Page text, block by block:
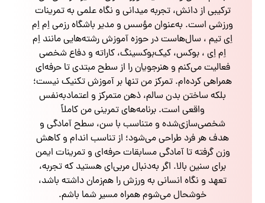
ترکیبی از دانش، تجربه میدانی و نگاه علمی به تمرینات
ورزشی است. به‌عنوان مؤسس و مدیر باشگاه رزمی اِم اِم
اِی تیم ، سال‌هاست در حوزه آموزش رشته‌هایی مانند اِم
اِم اِی ، بوکس، کیک‌بوکسینگ، کاراته و دفاع شخصی
فعالیت می‌کنم و هنرجویان را از سطح مبتدی تا حرفه‌ای
همراهی کرده‌ام. تمرکز من تنها بر آموزش تکنیک نیست؛
بلکه ساختن بدن سالم، ذهن متمرکز و اعتمادبه‌نفس
واقعی است. برنامه‌های تمرینی من کاملاً
شخصی‌سازی‌شده و متناسب با سن، سطح آمادگی و
هدف هر فرد طراحی می‌شود؛ از تناسب اندام و کاهش
وزن گرفته تا آمادگی مسابقات حرفه‌ای و تمرینات ایمن
برای سنین بالا. اگر به‌دنبال مربی‌ای هستید که تجربه،
تعهد و نگاه انسانی به ورزش را هم‌زمان داشته باشد،
خوشحال می‌شوم همراه مسیر شما باشم.